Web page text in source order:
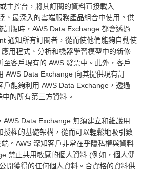
主控台，將其訂閱的資料直接載入
、最深入的雲端服務產品組合中使用。供
訂版時，AWS Data Exchange 都會透過
通知所有訂閱者，從而使他們能夠自動使
用程式、分析和機器學習模型中的新修
客戶現有的 AWS 發票中。此外，客戶
AWS Data Exchange 向其提供現有訂
戶能夠利用 AWS Data Exchange，透過
的所有第三方資料。
Data Exchange 無須建立和維護用
授權的基礎架構，從而可以輕鬆地吸引數
。AWS 深知客戶非常在乎隱私權與資料
禁止共用敏感的個人資料 (例如，個人健
開獲得的任何個人資料。合資格的資料供